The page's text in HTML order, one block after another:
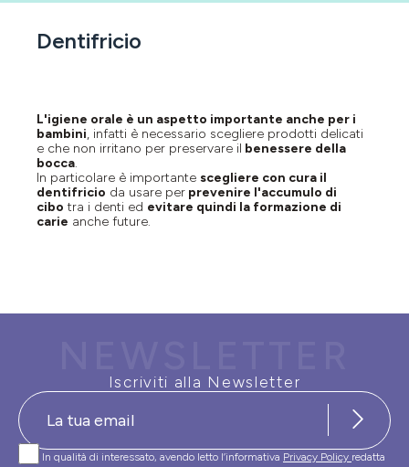
Dentifricio
L'igiene orale è un aspetto importante anche per i
bambini, infatti è necessario scegliere prodotti delicati
e che non irritano per preservare il benessere della
bocca.
In particolare è importante scegliere con cura il
dentifricio da usare per prevenire l'accumulo di
cibo tra i denti ed evitare quindi la formazione di
carie anche future.
Iscriviti alla Newsletter
In qualità di interessato, avendo letto l’informativa Privacy Policy redatta